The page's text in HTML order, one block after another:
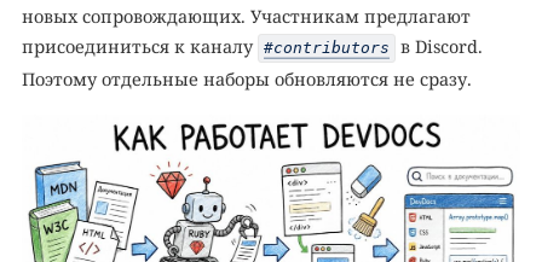
новых сопровождающих. Участникам предлагают
присоединиться к каналу #contributors
в Discord.
Поэтому отдельные наборы обновляются не сразу.